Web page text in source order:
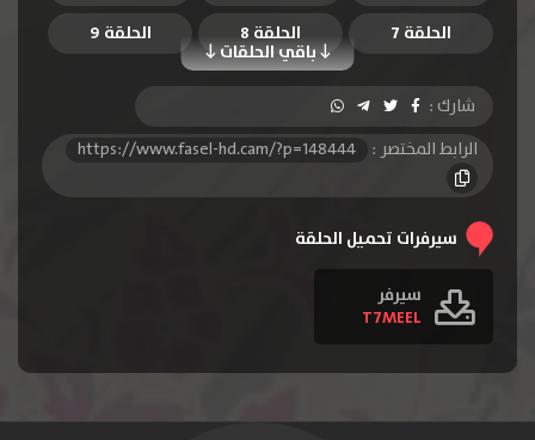
باقي الحلقات
الحلقة 7 الحلقة 8
الحلقة 9
الحلقة 10
الحلقة 11
شارك :
الرابط المختصر :
https://www.fasel-hd.cam/?p=148444
سيرفرات تحميل الحلقة
سيرفر
T7MEEL